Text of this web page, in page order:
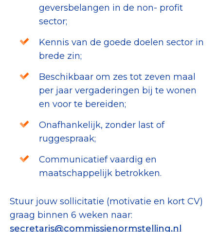
geversbelangen in de non- profit
sector;
Kennis van de goede doelen sector in
brede zin;
Beschikbaar om zes tot zeven maal
per jaar vergaderingen bij te wonen
en voor te bereiden;
Onafhankelijk, zonder last of
ruggespraak;
Communicatief vaardig en
maatschappelijk betrokken.
Stuur jouw sollicitatie (motivatie en kort CV)
graag binnen 6 weken naar:
secretaris@commissienormstelling.n